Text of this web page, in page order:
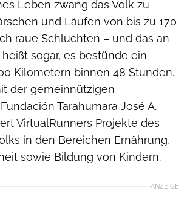
Leben zwang das Volk zu
und Läufen von bis zu 170
raue Schluchten – und das an
heißt sogar, es bestünde ein
Kilometern binnen 48 Stunden.
der gemeinnützigen
Tarahumara José A.
VirtualRunners Projekte des
in den Bereichen Ernährung,
sowie Bildung von Kindern.
ANZEIGE